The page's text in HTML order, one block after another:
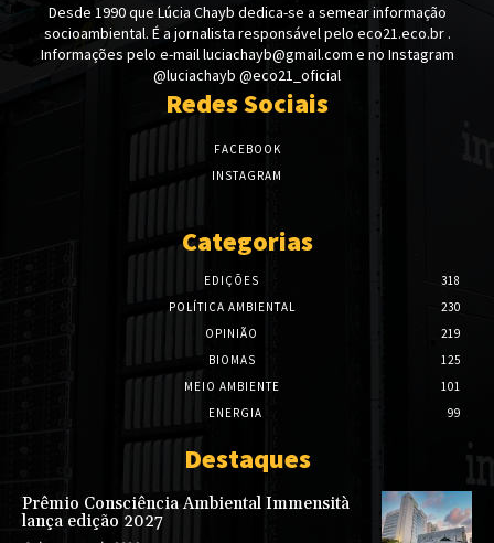
Desde 1990 que Lúcia Chayb dedica-se a semear informação
socioambiental. É a jornalista responsável pelo eco21.eco.br .
Informações pelo e-mail luciachayb@gmail.com e no Instagram
@luciachayb @eco21_oficial
Redes Sociais
FACEBOOK
INSTAGRAM
Categorias
EDIÇÕES
318
POLÍTICA AMBIENTAL
230
OPINIÃO
219
BIOMAS
125
MEIO AMBIENTE
101
ENERGIA
99
Destaques
Prêmio Consciência Ambiental Immensità
lança edição 2027